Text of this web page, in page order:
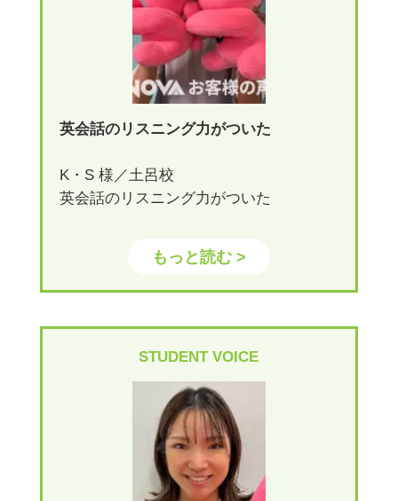
英会話のリスニング力がついた
K・S 様／土呂校
英会話のリスニング力がついた
もっと読む >
STUDENT VOICE